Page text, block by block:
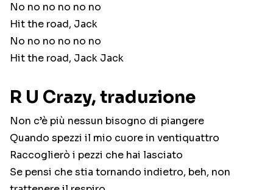
No no no no no no
Hit the road, Jack
No no no no no no
Hit the road, Jack Jack
R U Crazy, traduzione
Non c’è più nessun bisogno di piangere
Quando spezzi il mio cuore in ventiquattro
Raccoglierò i pezzi che hai lasciato
Se pensi che stia tornando indietro, beh, non